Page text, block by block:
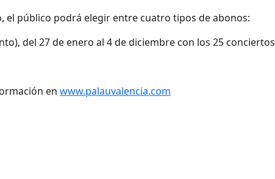
el público podrá elegir entre cuatro tipos de abonos:
del 27 de enero al 4 de diciembre con los 25 conciertos
en www.palauvalencia.com